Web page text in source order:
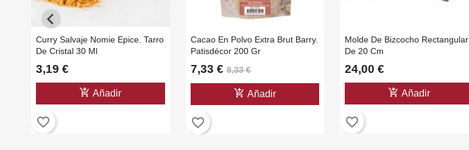
Curry Salvaje Nomie Epice. Tarro
De Cristal 30 Ml
3,19 €
add_shopping_cart Añadir
favorite_border
Cacao En Polvo Extra Brut Barry.
Patisdécor 200 Gr
7,33 € 8,33 €
add_shopping_cart Añadir
favorite_border
Molde De Bizcocho Rectangular
De 20 Cm
24,00 €
add_shopping_cart Añadir
favorite_border